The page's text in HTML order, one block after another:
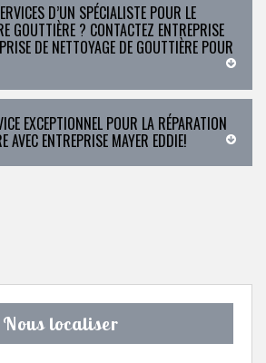
D’UN SPÉCIALISTE POUR LE
GOUTTIÈRE ? CONTACTEZ ENTREPRISE
DE NETTOYAGE DE GOUTTIÈRE POUR
EXCEPTIONNEL POUR LA RÉPARATION
AVEC ENTREPRISE MAYER EDDIE!
Nous localiser